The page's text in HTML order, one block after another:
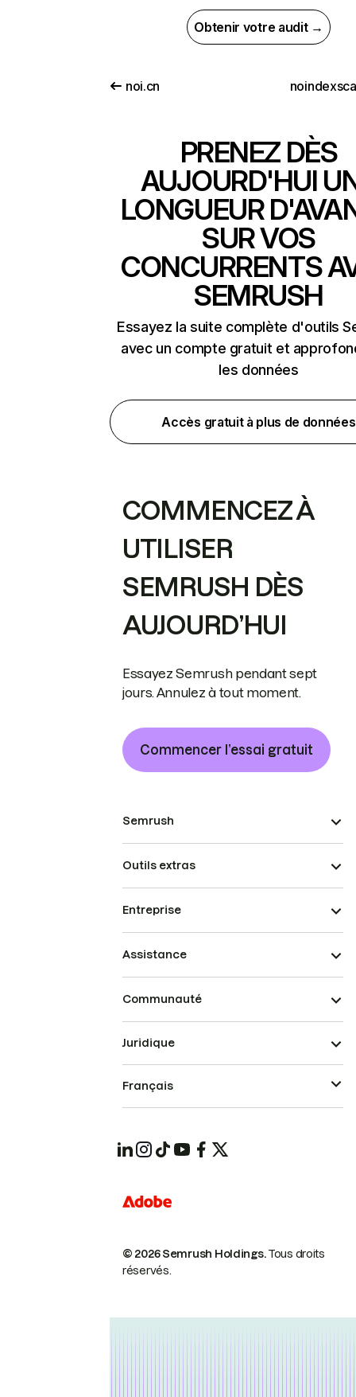
Obtenir votre audit →
noi.cn
PRENEZ DÈS
AUJOURD'HUI
LONGUEUR
SUR VOS
CONCURRENTS
SEMRUSH
Essayez la suite complète d'outils
avec un compte gratuit et
les données
Accès gratuit à plus de données
COMMENCEZ À
UTILISER
SEMRUSH DÈS
AUJOURD’HUI
Essayez Semrush pendant sept
jours. Annulez à tout moment.
Commencer l’essai gratuit
Semrush
Outils extras
Entreprise
Assistance
Communauté
© 2026 Semrush Holdings.Tous droits
réservés.
Juridique
Français